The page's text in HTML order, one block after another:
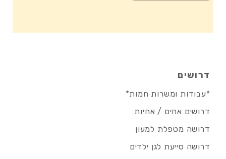
דרושים
*עבודות ומשרות חמות*
דרושים אחים / אחיות
דרושה מטפלת למעון
דרושה סייעת לגן ילדים